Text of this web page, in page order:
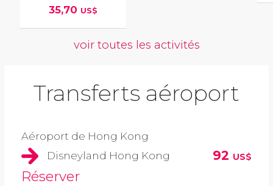
35,70 US$
voir toutes les activités
Transferts aéroport
Aéroport de Hong Kong
Disneyland Hong Kong
92 US$
Réserver